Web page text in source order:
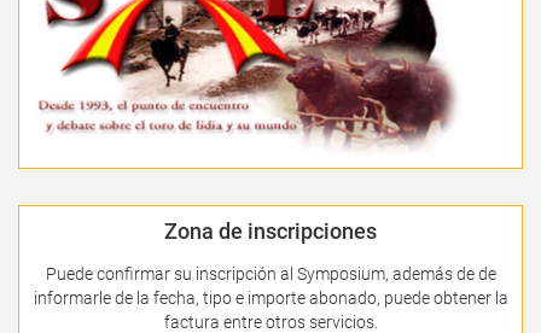
Zona de inscripciones
Puede confirmar su inscripción al Symposium, además de de
informarle de la fecha, tipo e importe abonado, puede obtener la
factura entre otros servicios.